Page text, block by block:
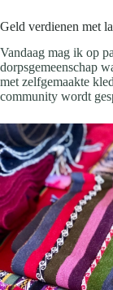
Geld verdienen met
Vandaag mag ik op
dorpsgemeenschap
met zelfgemaakte
community wordt